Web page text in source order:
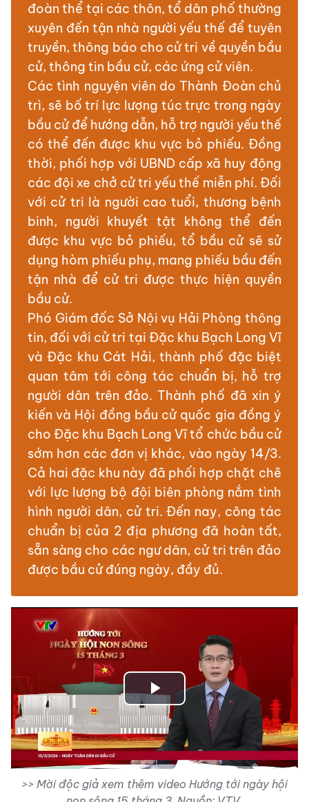
đoàn thể tại các thôn, tổ dân phố thường
xuyên đến tận nhà người yếu thế để tuyên
truyền, thông báo cho cử tri về quyền bầu
cử, thông tin bầu cử, các ứng cử viên.
Các tình nguyện viên do Thành Đoàn chủ
trì, sẽ bố trí lực lượng túc trực trong ngày
bầu cử để hướng dẫn, hỗ trợ người yếu thế
có thể đến được khu vực bỏ phiếu. Đồng
thời, phối hợp với UBND cấp xã huy động
các đội xe chở cử tri yếu thế miễn phí. Đối
với cử tri là người cao tuổi, thương bệnh
binh, người khuyết tật không thể đến
được khu vực bỏ phiếu, tổ bầu cử sẽ sử
dụng hòm phiếu phụ, mang phiếu bầu đến
tận nhà để cử tri được thực hiện quyền
bầu cử.
Phó Giám đốc Sở Nội vụ Hải Phòng thông
tin, đối với cử tri tại Đặc khu Bạch Long Vĩ
và Đặc khu Cát Hải, thành phố đặc biệt
quan tâm tới công tác chuẩn bị, hỗ trợ
người dân trên đảo. Thành phố đã xin ý
kiến và Hội đồng bầu cử quốc gia đồng ý
cho Đặc khu Bạch Long Vĩ tổ chức bầu cử
sớm hơn các đơn vị khác, vào ngày 14/3.
Cả hai đặc khu này đã phối hợp chặt chẽ
với lực lượng bộ đội biên phòng nắm tình
hình người dân, cử tri. Đến nay, công tác
chuẩn bị của 2 địa phương đã hoàn tất,
sẵn sàng cho các ngư dân, cử tri trên đảo
được bầu cử đúng ngày, đầy đủ.
Play
Video
>> Mời độc giả xem thêm video Hướng tới ngày hội